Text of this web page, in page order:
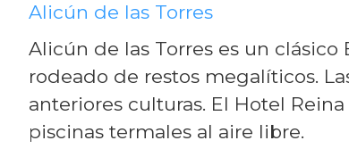
Alicún de las Torres
Alicún de las Torres es un
rodeado de restos megalíticos.
anteriores culturas. El Hotel
piscinas termales al aire libre.